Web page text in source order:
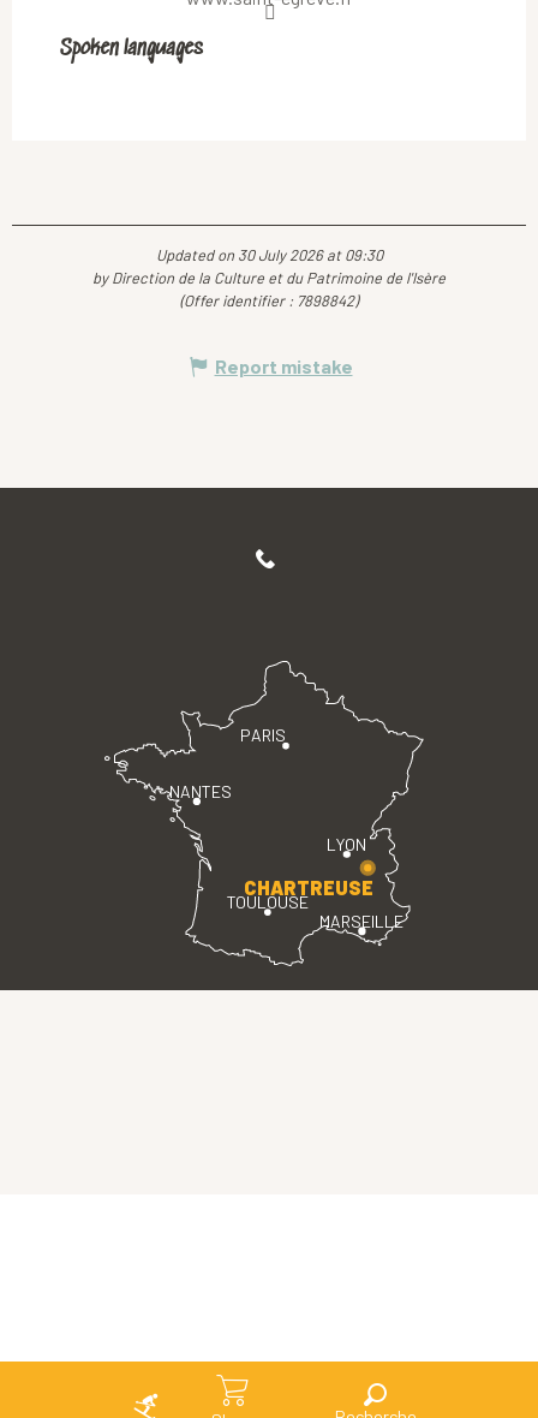
Spoken languages
Spoken languages
Updated on 30 July 2026 at 09:30
by Direction de la Culture et du Patrimoine de l'Isère
(Offer identifier : 7898842)
Report mistake
PARIS
LYON
TOULOUSE
MARSEILLE
NANTES
CHARTREUSE